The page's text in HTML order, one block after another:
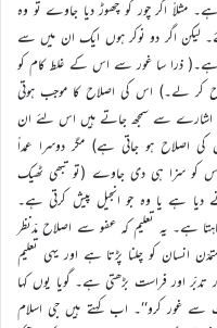
مثلاً اگر چور کو چھوڑ دیا جاوے تو وہ
لیکن اگر دو نوکر ہوں ایک ان میں سے
ہے۔( ذرا سا غور سے اس کے غلط کام کو
کر لے۔) اس کی اصلاح کا موجب ہوتی
سے سمجھ جاتے ہیں اس لئے ان
کی اصلاح ہو جاتی ہے) مگر دوسرا عمداً
کو سزا ہی دی جاوے (تو تبھی ٹھیک
ہے یا وہ جو انجیل پیش کرتی ہے۔
ہے۔ یہ تعلیم کہ عفو سے اصلاح مدّنظر
انسان کو چلنا پڑتا ہے اور یہی تعلیم
اور فراست بڑھتی ہے۔ گویا یوں کہا
غور کرو‘‘۔ اب کہتے ہیں جی اسلام